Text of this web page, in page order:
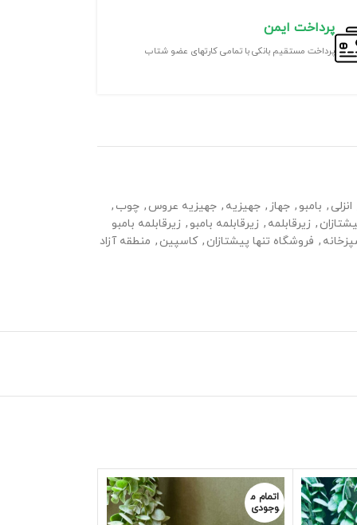
پرداخت ایمن
پرداخت مستقیم بانکی با تمامی کارتهای عضو شتاب
انزلی , بامبو , جهاز , جهیزیه , جهیزیه عروس , چوب ,
, زیرقابلمه , زیرقابلمه بامبو , زیرقابلمه بامبو
, فروشگاه تنها پیشتازان , کاسپین , منطقه آزاد
اتمام م
وجودی